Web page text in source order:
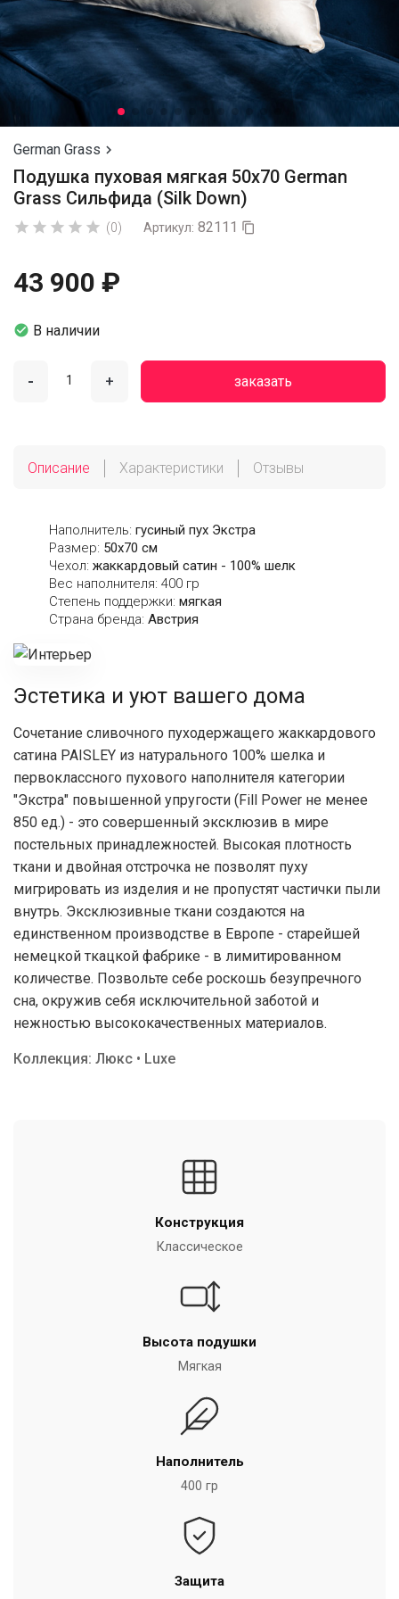
German Grass 
Подушка пуховая мягкая 50х70 German
Grass Сильфида (Silk Down)
     (0) Артикул: 82111 
43 900 ₽
 В наличии
- + заказать
Описание Характеристики Отзывы
Наполнитель: гусиный пух Экстра
Размер: 50х70 см
Чехол: жаккардовый сатин - 100% шелк
Вес наполнителя: 400 гр
Степень поддержки: мягкая
Страна бренда: Австрия
Эстетика и уют вашего дома
Сочетание сливочного пуходержащего жаккардового
сатина PAISLEY из натурального 100% шелка и
первоклассного пухового наполнителя категории
"Экстра" повышенной упругости (Fill Power не менее
850 ед.) - это совершенный эксклюзив в мире
постельных принадлежностей. Высокая плотность
ткани и двойная отстрочка не позволят пуху
мигрировать из изделия и не пропустят частички пыли
внутрь. Эксклюзивные ткани создаются на
единственном производстве в Европе - старейшей
немецкой ткацкой фабрике - в лимитированном
количестве. Позвольте себе роскошь безупречного
сна, окружив себя исключительной заботой и
нежностью высококачественных материалов.
Коллекция: Люкс • Luxe
Конструкция
Классическое
Высота подушки
Мягкая
Наполнитель
400 гр
Защита